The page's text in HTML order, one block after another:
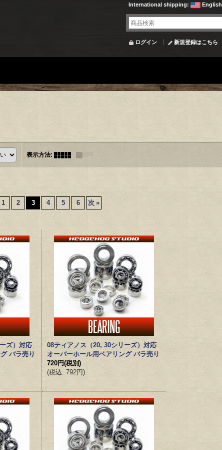
International shipping: English
ログイン 新規登録はこちら
表示方法:
1 2 3 4 5 6 次 »
ズ）対応
バラ売り
08ティアノス（20, 30シリーズ）対応
オーバーホール用ベアリング バラ売り
720円(税別)
(税込: 792円)